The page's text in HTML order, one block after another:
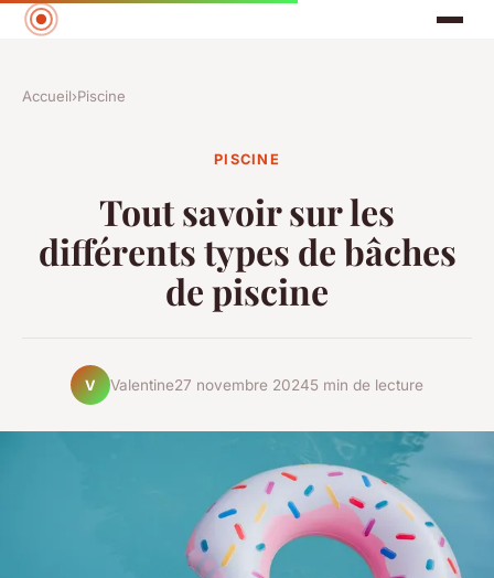
Accueil›Piscine
PISCINE
Tout savoir sur les
différents types de bâches
de piscine
V Valentine27 novembre 20245 min de lecture